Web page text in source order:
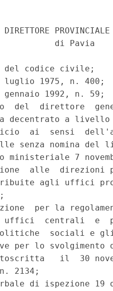
DIRETTORE PROVINCIALE
di Pavia
codice civile;
1975, n. 400;
1992, n. 59;
del  direttore
decentrato a
ai  sensi
senza nomina del
ministeriale 7
alle  direzioni
agli uffici
per la
centrali  e
sociali e
per lo svolgimento
il  30
2134;
di ispezione 19